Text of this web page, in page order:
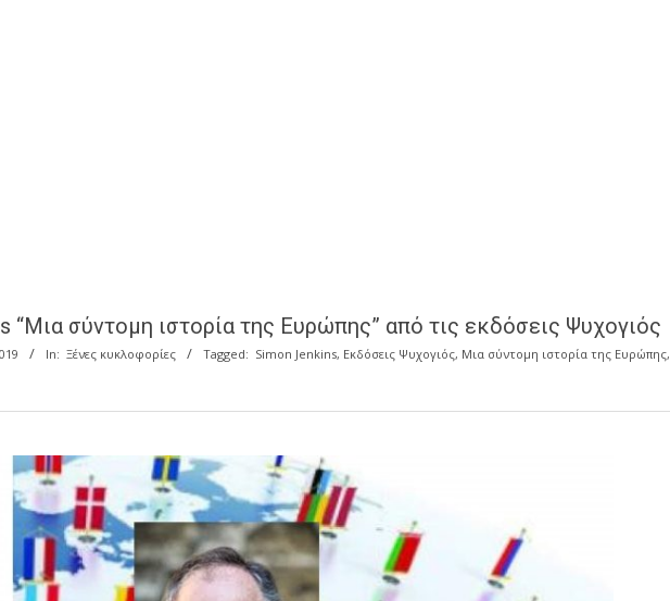
“Μια σύντομη ιστορία της Ευρώπης” από τις εκδόσεις Ψυχογιός
In: Ξένες κυκλοφορίες Tagged: Simon Jenkins, Εκδόσεις Ψυχογιός, Μια σύντομη ιστορία της Ευρώπης,